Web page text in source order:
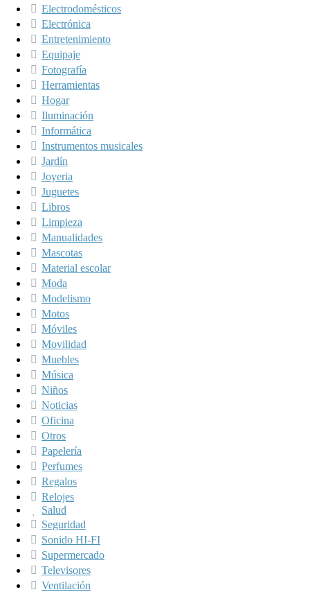
Electrodomésticos
Electrónica
Entretenimiento
Equipaje
Fotografía
Herramientas
Hogar
Iluminación
Informática
Instrumentos musicales
Jardín
Joyeria
Juguetes
Libros
Limpieza
Manualidades
Mascotas
Material escolar
Moda
Modelismo
Motos
Móviles
Movilidad
Muebles
Música
Niños
Noticias
Oficina
Otros
Papelería
Perfumes
Regalos
Relojes
Salud
Seguridad
Sonido HI-FI
Supermercado
Televisores
Ventilación